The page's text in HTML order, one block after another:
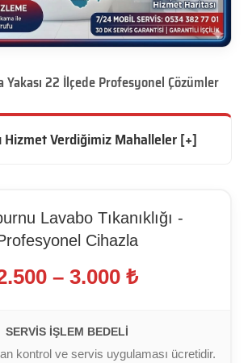
22 İlçede Profesyonel Çözümler
Verdiğimiz Mahalleler [+]
Lavabo Tıkanıklığı -
Cihazla
– 3.000 ₺
SERVIS İŞLEM BEDELI
kontrol ve servis uygulaması ücretidir.